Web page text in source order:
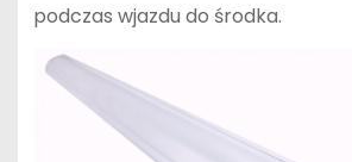
podczas wjazdu do środka.